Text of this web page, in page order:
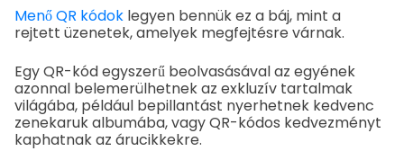
Menő QR kódok legyen bennük ez a báj, mint a
rejtett üzenetek, amelyek megfejtésre várnak.
Egy QR-kód egyszerű beolvasásával az egyének
azonnal belemerülhetnek az exkluzív tartalmak
világába, például bepillantást nyerhetnek kedvenc
zenekaruk albumába, vagy QR-kódos kedvezményt
kaphatnak az árucikkekre.